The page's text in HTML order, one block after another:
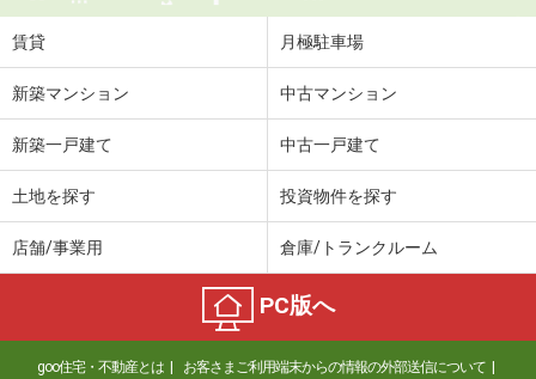
賃貸 月極駐車場
新築マンション 中古マンション
新築一戸建て 中古一戸建て
土地を探す 投資物件を探す
店舗/事業用 倉庫/トランクルーム
PC版へ
goo住宅・不動産とは お客さまご利用端末からの情報の外部送信について